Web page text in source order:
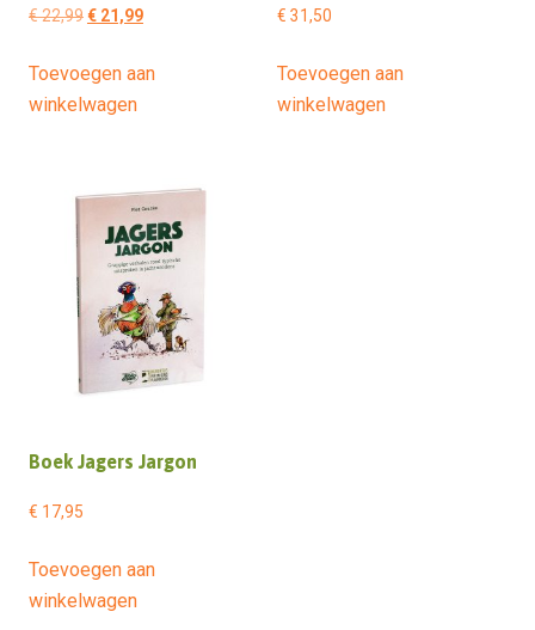
€22,99Oorspronkelijke
was:
€ 22,99.
€21,99Huidige
is:
Toevoegen aan
winkelwagen
€ 31,50
Toevoegen aan
winkelwagen
Boek Jagers Jargon
€ 17,95
Toevoegen aan
winkelwagen